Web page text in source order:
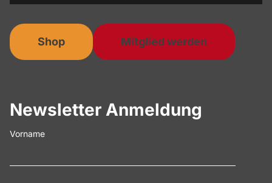
Shop Mitglied werden
Newsletter Anmeldung
Vorname